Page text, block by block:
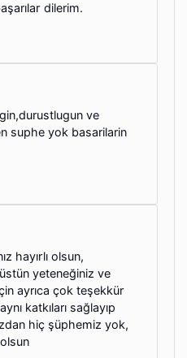
dilerim.
ve
suphe yok basarilarin
hayırlı olsun,
üstün yeteneğiniz ve
ayrıca çok teşekkür
katkıları sağlayıp
hiç şüphemiz yok,
olsun